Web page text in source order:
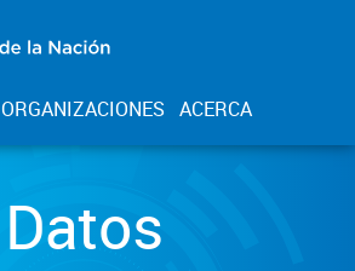
ORGANIZACIONES ACERCA
Datos